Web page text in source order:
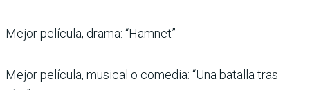
Mejor película, drama: “Hamnet”
Mejor película, musical o comedia: “Una batalla tras